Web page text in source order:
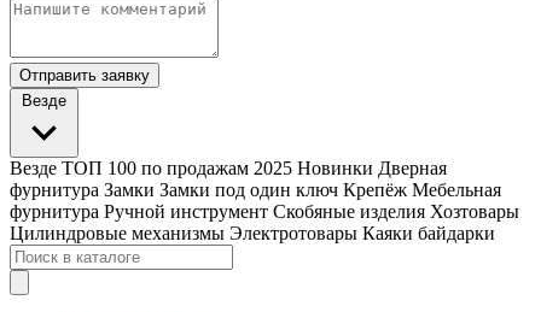
Отправить заявку
Везде
Везде ТОП 100 по продажам 2025 Новинки Дверная
фурнитура Замки Замки под один ключ Крепёж Мебельная
фурнитура Ручной инструмент Скобяные изделия Хозтовары
Цилиндровые механизмы Электротовары Каяки байдарки